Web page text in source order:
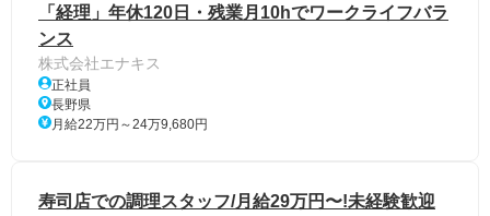
「経理」年休120日・残業月10hでワークライフバラ
ンス
株式会社エナキス
正社員
長野県
月給22万円～24万9,680円
寿司店での調理スタッフ/月給29万円〜!未経験歓迎